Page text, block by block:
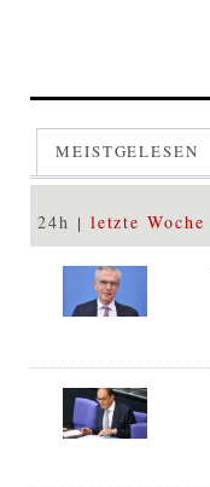
MEISTGELESEN
24h letzte Woche